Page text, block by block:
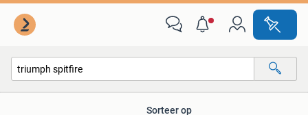
Sorteer op